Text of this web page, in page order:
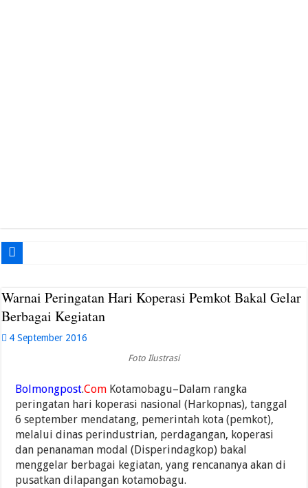
Warnai Peringatan Hari Koperasi Pemkot Bakal Gelar
Berbagai Kegiatan
4 September 2016
Foto Ilustrasi
Bolmongpost.Com Kotamobagu–Dalam rangka
peringatan hari koperasi nasional (Harkopnas), tanggal
6 september mendatang, pemerintah kota (pemkot),
melalui dinas perindustrian, perdagangan, koperasi
dan penanaman modal (Disperindagkop) bakal
menggelar berbagai kegiatan, yang rencananya akan di
pusatkan dilapangan kotamobagu.